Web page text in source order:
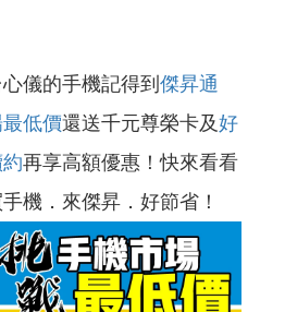
的手機記得到 傑昇通
低價還送千元尊榮卡及好
再享高額優惠！快來看看
手機．來傑昇．好節省！